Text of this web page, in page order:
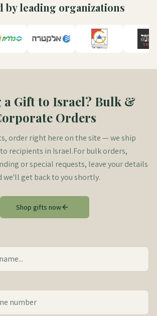
by leading organizations
a Gift to Israel? Bulk &
Orders
order right here on the site — we ship
recipients in Israel.For bulk orders,
or special requests, leave your details
we'll get back to you shortly.
Shop gifts now